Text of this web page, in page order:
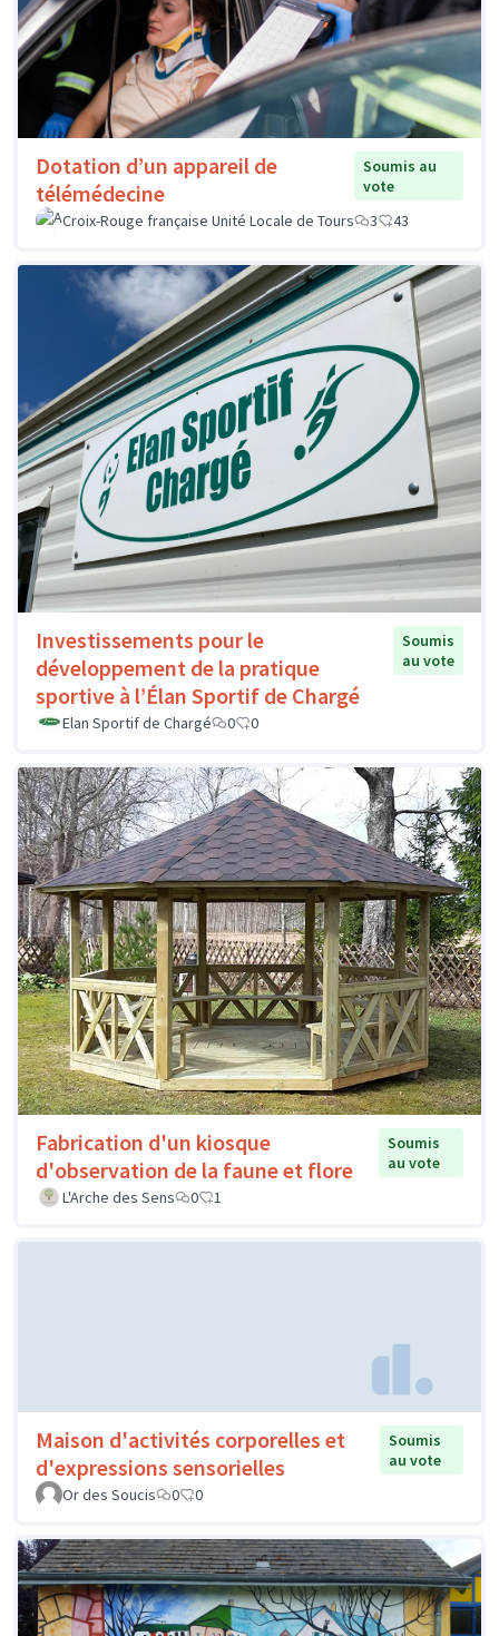
Dotation d’un appareil de
télémédecine
Soumis au
vote
Croix-Rouge française Unité Locale de Tours
3 43
Investissements pour le
développement de la pratique
sportive à l’Élan Sportif de Chargé
Soumis
au vote
Elan Sportif de Chargé 0 0
Fabrication d'un kiosque
d'observation de la faune et flore
Soumis
au vote
L'Arche des Sens
0 1
Maison d'activités corporelles et
d'expressions sensorielles
Soumis
au vote
Or des Soucis
0 0